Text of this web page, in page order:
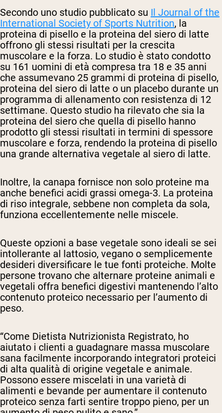
Secondo uno studio pubblicato su Il Journal of the
International Society of Sports Nutrition, la
proteina di pisello e la proteina del siero di latte
offrono gli stessi risultati per la crescita
muscolare e la forza. Lo studio è stato condotto
su 161 uomini di età compresa tra 18 e 35 anni
che assumevano 25 grammi di proteina di pisello,
proteina del siero di latte o un placebo durante un
programma di allenamento con resistenza di 12
settimane. Questo studio ha rilevato che sia la
proteina del siero che quella di pisello hanno
prodotto gli stessi risultati in termini di spessore
muscolare e forza, rendendo la proteina di pisello
una grande alternativa vegetale al siero di latte.
Inoltre, la canapa fornisce non solo proteine ma
anche benefici acidi grassi omega-3. La proteina
di riso integrale, sebbene non completa da sola,
funziona eccellentemente nelle miscele.
Queste opzioni a base vegetale sono ideali se sei
intollerante al lattosio, vegano o semplicemente
desideri diversificare le tue fonti proteiche. Molte
persone trovano che alternare proteine animali e
vegetali offra benefici digestivi mantenendo l’alto
contenuto proteico necessario per l’aumento di
peso.
“Come Dietista Nutrizionista Registrato, ho
aiutato i clienti a guadagnare massa muscolare
sana facilmente incorporando integratori proteici
di alta qualità di origine vegetale e animale.
Possono essere miscelati in una varietà di
alimenti e bevande per aumentare il contenuto
proteico senza farti sentire troppo pieno, per un